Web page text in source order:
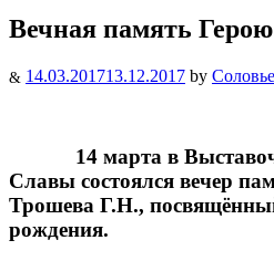
Вечная память
14.03.201713.12.2017 by
14 марта в
Славы состоялся вечер
Трошева Г.Н.,
рождения.